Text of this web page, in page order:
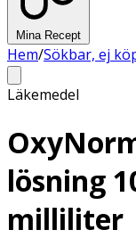
Mina Recept
Hem/Sökbar, ej
Läkemedel
lösning
milliliter